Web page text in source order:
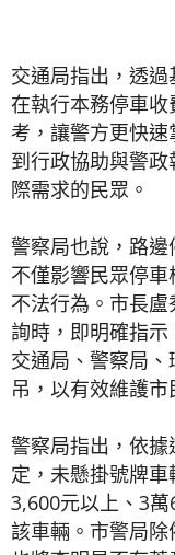
交通局指出，透
在執行本務停車
考，讓警方更快
到行政協助與警
際需求的民眾。
警察局也說，路
不僅影響民眾停
不法行為。市長
詢時，即明確指
交通局、警察局
吊，以有效維護市
警察局指出，依
定，未懸掛號牌
3,600元以上、3
該車輛。市警局除